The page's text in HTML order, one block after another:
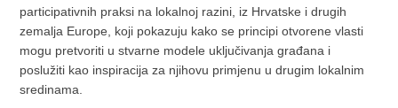
participativnih praksi na lokalnoj razini, iz Hrvatske i drugih
zemalja Europe, koji pokazuju kako se principi otvorene vlasti
mogu pretvoriti u stvarne modele uključivanja građana i
poslužiti kao inspiracija za njihovu primjenu u drugim lokalnim
sredinama.